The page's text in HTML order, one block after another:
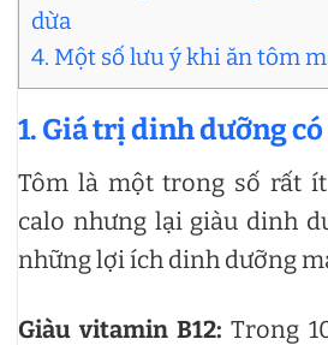
dừa
4. Một số lưu ý khi ăn tôm
1. Giá trị dinh dưỡng
Tôm là một trong số rất
calo nhưng lại giàu dinh
những lợi ích dinh dưỡng
Giàu vitamin B12: Trong